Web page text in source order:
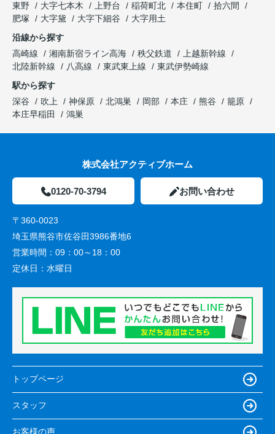
東野
大字七本木 上野台 稲荷町北 本住町
拾六間
肥塚
大字黛 大字下細谷
大字用土
沿線から探す
高崎線
湘南新宿ライン高海 秩父鉄道
上越新幹線
北陸新幹線
八高線 東武東上線
東武伊勢崎線
駅から探す
深谷
吹上 神保原 北鴻巣 岡部 本庄 熊谷
籠原
本庄早稲田
鴻巣
株式会社アクティブホーム
0120-70-3794 お問い合わせ
〒360-0023
埼玉県熊谷市佐谷田3986番地6
営業時間： 09：00～18：00
定休日： 水曜日
トップページ
スタッフ
お客様の声